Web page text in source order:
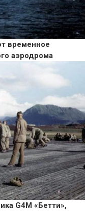
временное
аэродрома
G4M «Бетти»,